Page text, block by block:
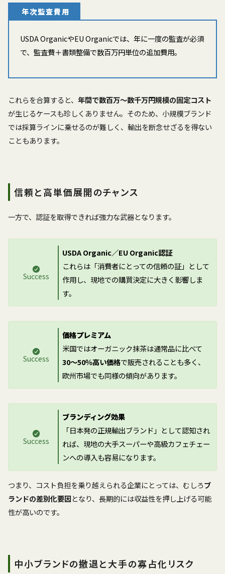
年次監査費用
USDA OrganicやEU Organicでは、年に一度の監査が必須
で、監査費＋書類整備で数百万円単位の追加費用。
これらを合算すると、 年間で数百万〜数千万円規模の固定コスト
が生じるケースも珍しくありません。そのため、小規模ブランド
では採算ラインに乗せるのが難しく、輸出を断念せざるを得ない
こともあります。
信頼と高単価展開のチャンス
一方で、認証を取得できれば強力な武器となります。
Success
USDA Organic／EU Organic認証
これらは「消費者にとっての信頼の証」として
作用し、現地での購買決定に大きく影響しま
す。
Success
価格プレミアム
米国ではオーガニック抹茶は通常品に比べて
30〜50％高い価格で販売されることも多く、
欧州市場でも同様の傾向があります。
Success
ブランディング効果
「日本発の正規輸出ブランド」として認知され
れば、現地の大手スーパーや高級カフェチェー
ンへの導入も容易になります。
つまり、コスト負担を乗り越えられる企業にとっては、むしろブ
ランドの差別化要因となり、長期的には収益性を押し上げる可能
性が高いのです。
中小ブランドの撤退と大手の寡占化リスク